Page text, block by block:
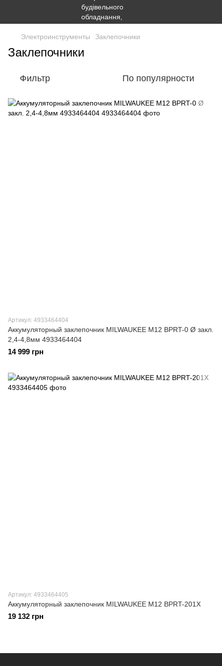
Электроинструменты Заклепочники
Заклепочники
Фильтр По популярности
Артикул: 4933464404
Аккумуляторный заклепочник MILWAUKEE M12 BPRT-0 Ø закл.
2,4-4,8мм 4933464404
14 999 грн
Артикул: 4933464405
Аккумуляторный заклепочник MILWAUKEE M12 BPRT-201X
19 132 грн